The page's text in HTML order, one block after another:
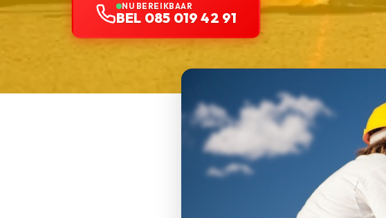
NU BEREIKBAAR
BEL 085 019 42 91